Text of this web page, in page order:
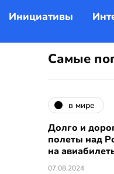
Инициативы
Самые
в мире
Долго и
полеты над
на
07.08.2024